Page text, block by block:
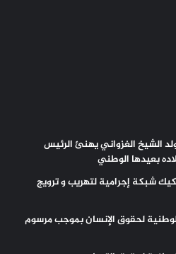
الشيخ الغزواني يهنئ الرئيس
بعيدها الوطني
شبكة إجرامية لتهريب و ترويج
لحقوق الإنسان بموجب مرسوم